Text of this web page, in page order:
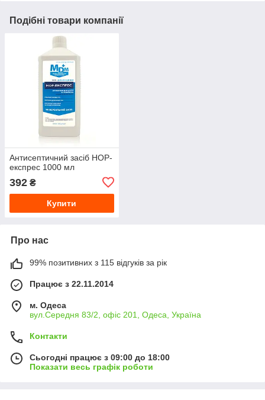
Подібні товари компанії
Антисептичний засіб НОР-
експрес 1000 мл
392 ₴
Купити
Про нас
99% позитивних з 115 відгуків за рік
Працює з 22.11.2014
м. Одеса
вул.Середня 83/2, офіс 201, Одеса, Україна
Контакти
Сьогодні працює з 09:00 до 18:00
Показати весь графік роботи